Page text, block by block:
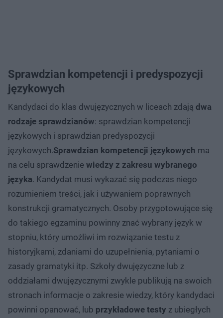
Sprawdzian kompetencji i predyspozycji
językowych
Kandydaci do klas dwujęzycznych w liceach zdają dwa
rodzaje sprawdzianów: sprawdzian kompetencji
językowych i sprawdzian predyspozycji
językowych.Sprawdzian kompetencji językowych ma
na celu sprawdzenie wiedzy z zakresu wybranego
języka. Kandydat musi wykazać się podczas niego
rozumieniem treści, jak i używaniem poprawnych
konstrukcji gramatycznych. Osoby przygotowujące się
do takiego egzaminu powinny znać wybrany język w
stopniu, który umożliwi im rozwiązanie testu z
historyjkami, zdaniami do uzupełnienia, pytaniami o
zasady gramatyki itp. Szkoły dwujęzyczne lub z
oddziałami dwujęzycznymi zwykle publikują na swoich
stronach informacje o zakresie wiedzy, który kandydaci
powinni opanować, lub przykładowe testy z ubiegłych